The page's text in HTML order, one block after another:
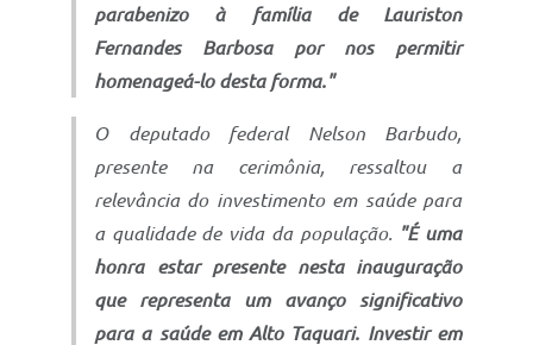
parabenizo à família de Lauriston
Fernandes Barbosa por nos permitir
homenageá-lo desta forma."
O deputado federal Nelson Barbudo,
presente na cerimônia, ressaltou a
relevância do investimento em saúde para
a qualidade de vida da população.
"É uma
honra estar presente nesta inauguração
que representa um avanço significativo
para a saúde em Alto Taquari. Investir em